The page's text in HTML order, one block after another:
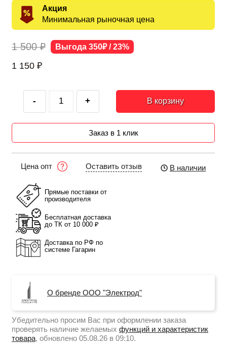
Акция
Минимальная рыночная цена
1 500 ₽ Выгода 350₽ / 23%
1 150 ₽
- + В корзину
Заказ в 1 клик
Цена опт Оставить отзыв В наличии
Прямые поставки от
производителя
Бесплатная доставка
до ТК от 10 000 ₽
Доставка по РФ по
системе Гагарин
О бренде ООО "Электрод"
Убедительно просим Вас при оформлении заказа
проверять наличие желаемых функций и характеристик
товара, обновлено 05.08.26 в 09:10.